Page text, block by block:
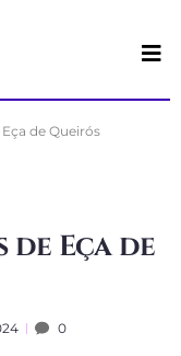
de Queirós
de Eça de
0